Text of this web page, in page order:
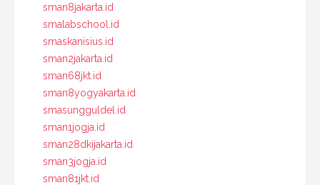
sman8jakarta.id
smalabschool.id
smaskanisius.id
sman2jakarta.id
sman68jkt.id
sman8yogyakarta.id
smasungguldel.id
sman1jogja.id
sman28dkijakarta.id
sman3jogja.id
sman81jkt.id